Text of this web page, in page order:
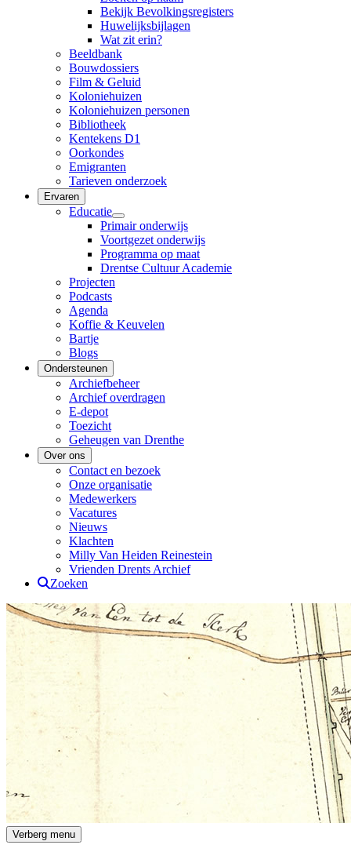
Bekijk Bevolkingsregisters
Huwelijksbijlagen
Wat zit erin?
Beeldbank
Bouwdossiers
Film & Geluid
Koloniehuizen
Koloniehuizen personen
Bibliotheek
Kentekens D1
Oorkondes
Emigranten
Tarieven onderzoek
Ervaren
Educatie
Primair onderwijs
Voortgezet onderwijs
Programma op maat
Drentse Cultuur Academie
Projecten
Podcasts
Agenda
Koffie & Keuvelen
Bartje
Blogs
Ondersteunen
Archiefbeheer
Archief overdragen
E-depot
Toezicht
Geheugen van Drenthe
Over ons
Contact en bezoek
Onze organisatie
Medewerkers
Vacatures
Nieuws
Klachten
Milly Van Heiden Reinestein
Vrienden Drents Archief
Zoeken
Drents Archief
Verberg menu